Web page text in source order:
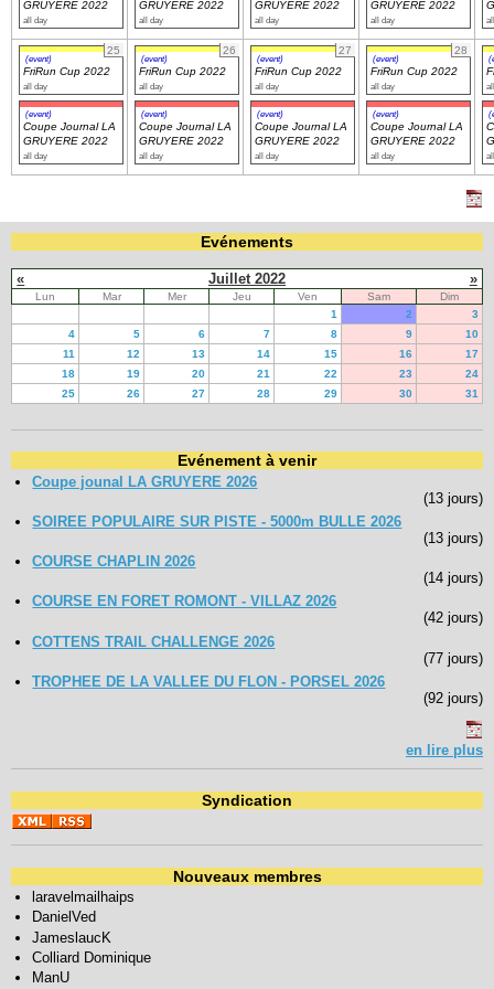
GRUYERE 2022
all day
GRUYERE 2022
all day
GRUYERE 2022
all day
GRUYERE 2022
all day
25
(event)
FriRun Cup 2022
all day
(event)
Coupe Journal LA
GRUYERE 2022
all day
26
(event)
FriRun Cup 2022
all day
(event)
Coupe Journal LA
GRUYERE 2022
all day
27
(event)
FriRun Cup 2022
all day
(event)
Coupe Journal LA
GRUYERE 2022
all day
28
(event)
FriRun Cup 2022
all day
(event)
Coupe Journal LA
GRUYERE 2022
all day
Evénements
« Juillet 2022 »
Lun Mar Mer Jeu Ven Sam
Dim
1
2
3
4
5 6 7 8 9
10
11
12 13 14 15 16
17
18
19 20 21 22 23
24
25
26 27 28 29 30 31
Evénement à venir
Coupe jounal LA GRUYERE 2026
(13 jours)
SOIREE POPULAIRE SUR PISTE - 5000m BULLE 2026
(13 jours)
COURSE CHAPLIN 2026
(14 jours)
COURSE EN FORET ROMONT - VILLAZ 2026
(42 jours)
COTTENS TRAIL CHALLENGE 2026
(77 jours)
TROPHEE DE LA VALLEE DU FLON - PORSEL 2026
(92 jours)
en lire plus
Syndication
Nouveaux membres
laravelmailhaips
DanielVed
JameslaucK
Colliard Dominique
ManU